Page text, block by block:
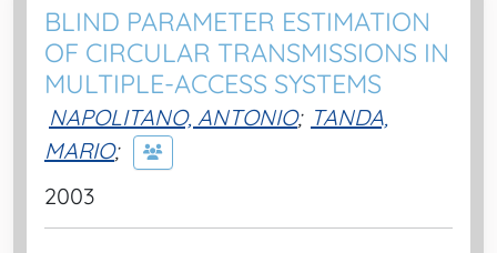
BLIND PARAMETER ESTIMATION
OF CIRCULAR TRANSMISSIONS IN
MULTIPLE-ACCESS SYSTEMS
NAPOLITANO, ANTONIO; TANDA,
MARIO;
2003